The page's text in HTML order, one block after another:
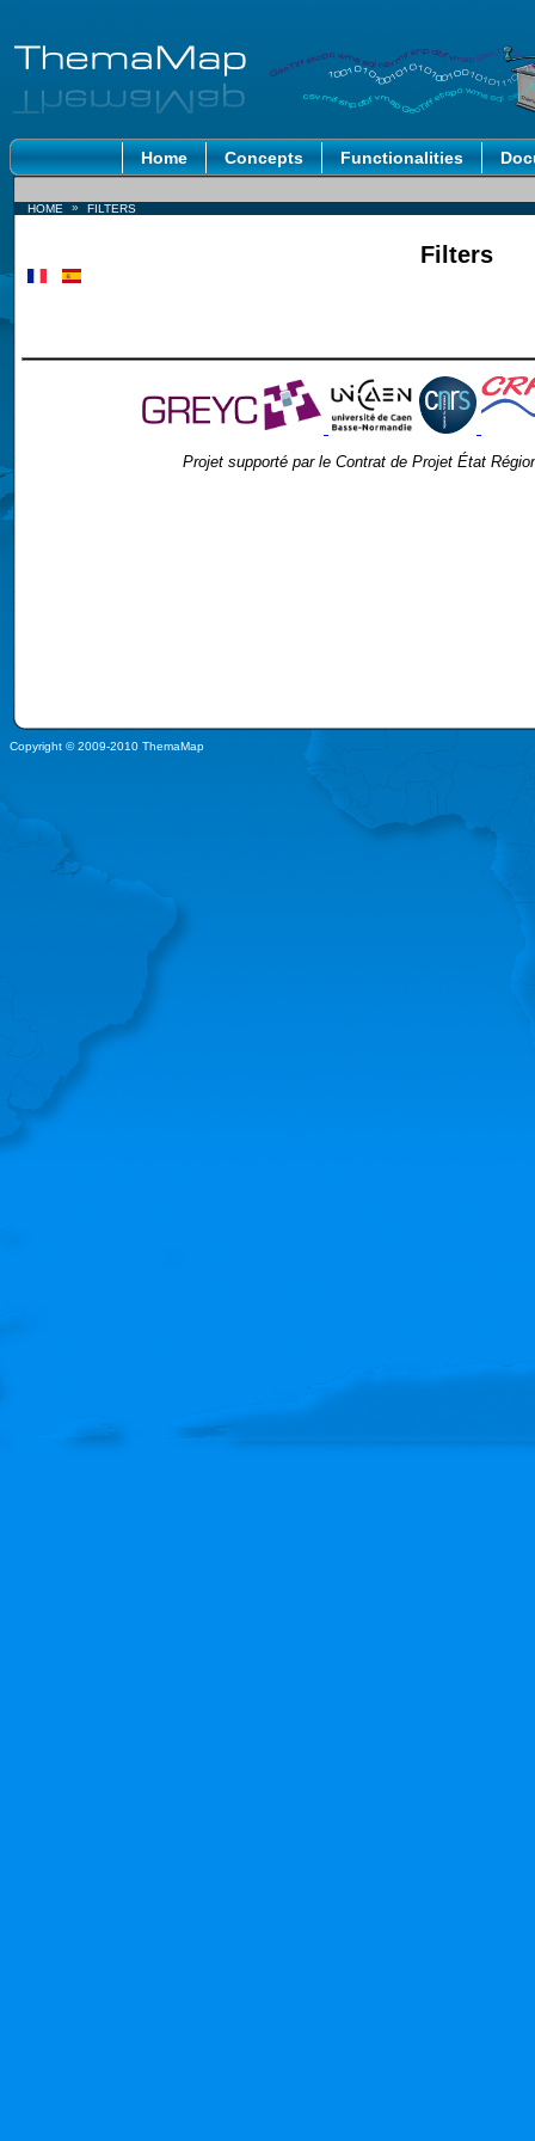
Home Concepts Functionalities
HOME » FILTERS
Filters
Projet supporté par le Contrat de Projet État
Copyright © 2009-2010 ThemaMap